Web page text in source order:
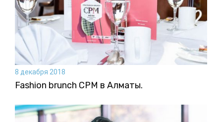
8 декабря 2018
Fashion brunch CPM в Алматы.